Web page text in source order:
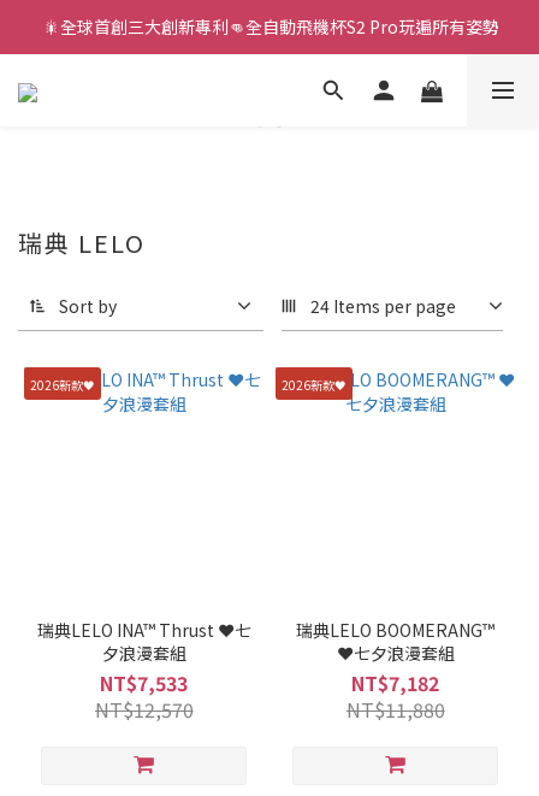
新款智能炮機👍小奶狗🩷小飛象💜
🎇全球首創三大創新專利👊全自動飛機杯S2 Pro玩遍所有姿勢
新款智能炮機👍小奶狗🩷小飛象💜
瑞典 LELO
Sort by 24 Items per page
2026新款🖤
瑞典LELO INA™ Thrust ❤️七
夕浪漫套組
NT$7,533
NT$12,570
2026新款🖤
瑞典LELO BOOMERANG™
❤️七夕浪漫套組
NT$7,182
NT$11,880